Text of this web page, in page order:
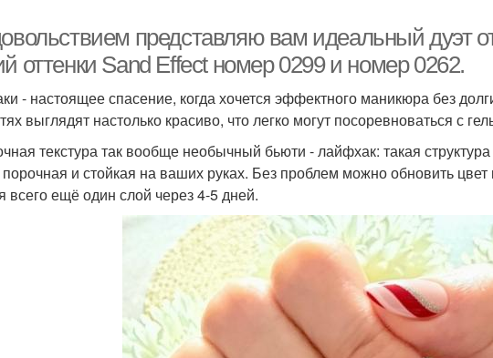
представляю вам идеальный дуэт
оттенки Sand Effect номер 0299 и номер 0262.
- настоящее спасение, когда хочется эффектного маникюра без
выглядят настолько красиво, что легко могут посоревноваться с
текстура так вообще необычный бьюти - лайфхак: такая
и стойкая на ваших руках. Без проблем можно обновить
всего ещё один слой через 4-5 дней.